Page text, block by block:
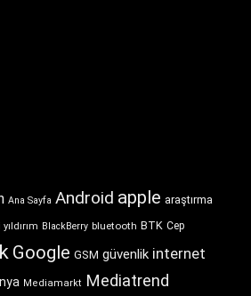
Ana Sayfa Android apple araştırma
BlackBerry bluetooth BTK Cep
Google GSM güvenlik internet
Mediamarkt Mediatrend